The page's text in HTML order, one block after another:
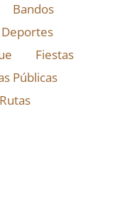
Bandos
Deportes
Fiestas
Públicas
Rutas